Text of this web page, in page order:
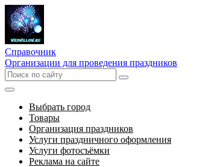
Справочник
Организации для проведения праздников
Выбрать город
Товары
Организация праздников
Услуги праздничного оформления
Услуги фотосъёмки
Реклама на сайте